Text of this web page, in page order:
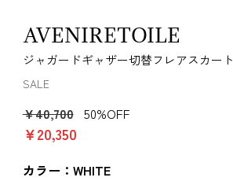
AVENIRETOILE
ジャガードギャザー切替フレアスカート
SALE
￥40,700 50%OFF
￥20,350
カラー：WHITE